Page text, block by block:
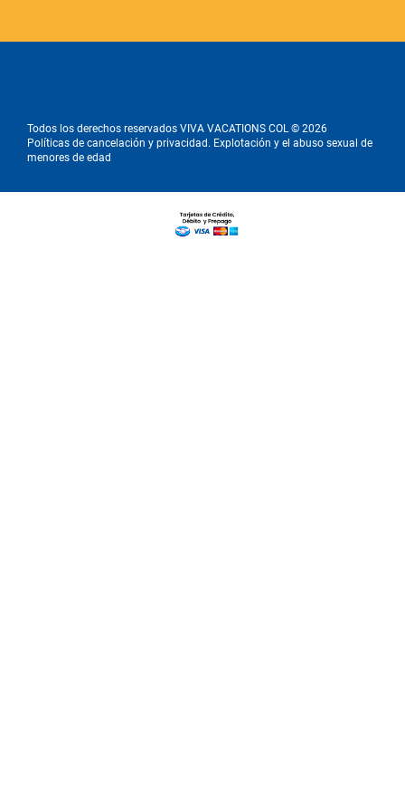
Todos los derechos reservados VIVA VACATIONS COL © 2026
Políticas de cancelación y privacidad. Explotación y el abuso sexual de
menores de edad